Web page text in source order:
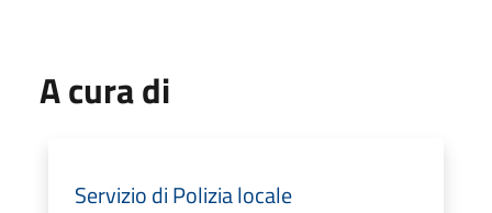
A cura di
Servizio di Polizia locale